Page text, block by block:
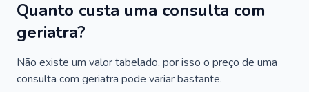
Quanto custa uma consulta com
geriatra?
Não existe um valor tabelado, por isso o preço de uma
consulta com geriatra pode variar bastante.